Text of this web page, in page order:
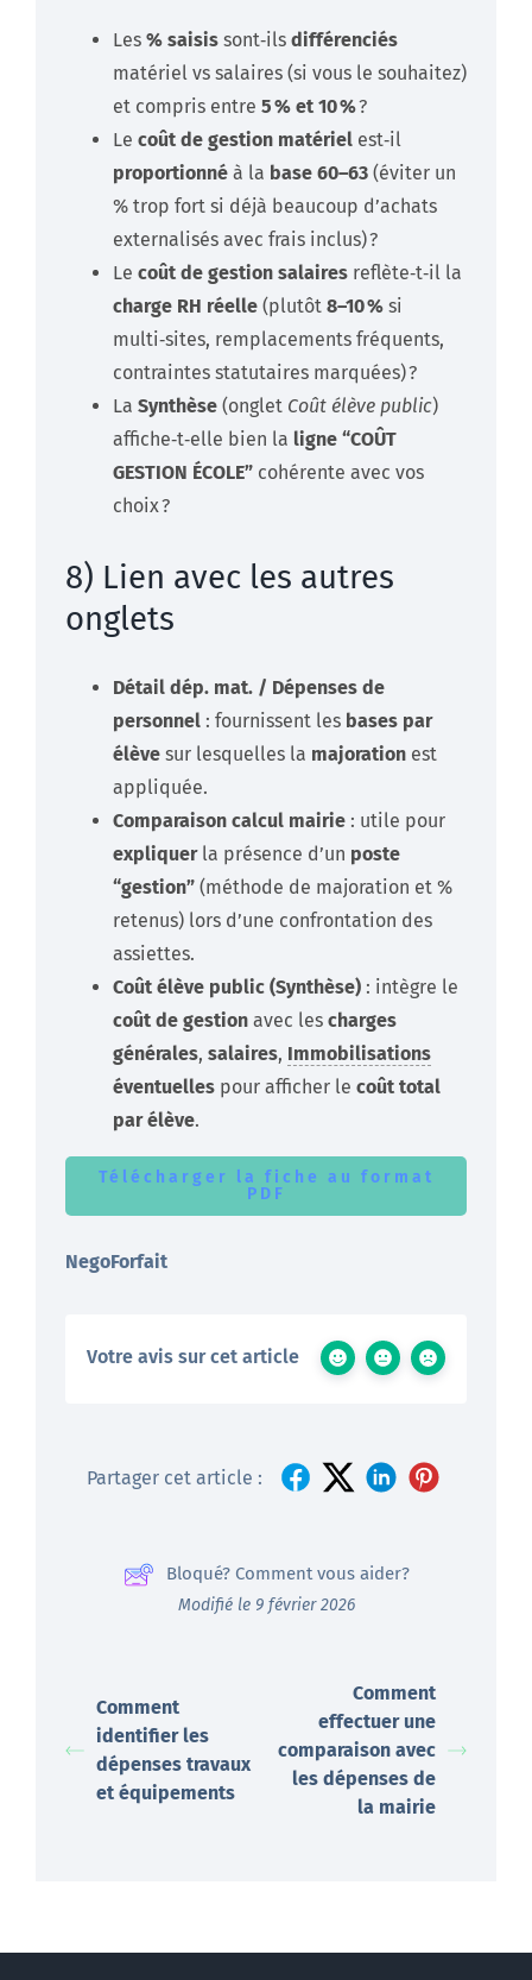
Les % saisis sont‑ils différenciés
matériel vs salaires (si vous le souhaitez)
et compris entre 5 % et 10 %?
Le coût de gestion matériel est‑il
proportionné à la base 60–63 (éviter un
% trop fort si déjà beaucoup d’achats
externalisés avec frais inclus) ?
Le coût de gestion salaires reflète‑t‑il la
charge RH réelle (plutôt 8–10 % si
multi‑sites, remplacements fréquents,
contraintes statutaires marquées) ?
La Synthèse (onglet Coût élève public)
affiche‑t‑elle bien la ligne “COÛT
GESTION ÉCOLE” cohérente avec vos
choix ?
8) Lien avec les autres
onglets
Détail dép. mat. / Dépenses de
personnel : fournissent les bases par
élève sur lesquelles la majoration est
appliquée.
Comparaison calcul mairie : utile pour
expliquerla présence d’un poste
“gestion” (méthode de majoration et %
retenus) lors d’une confrontation des
assiettes.
Coût élève public (Synthèse) : intègre le
coût de gestion avec les charges
générales, salaires, Immobilisations
éventuelles pour afficher le coût total
par élève.
Télécharger la fiche au format
PDF
NegoForfait
Votre avis sur cet article
Partager cet article :
Bloqué? Comment vous aider?
Modifié le 9 février 2026
Comment
identifier les
dépenses travaux
et équipements
Comment
effectuer une
comparaison avec
les dépenses de
la mairie